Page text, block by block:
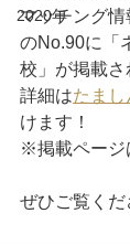
2020年
マッチング
のNo.90に「
校」が掲載さ
詳細はたまし
けます！
※掲載ページ
ぜひご覧くだ